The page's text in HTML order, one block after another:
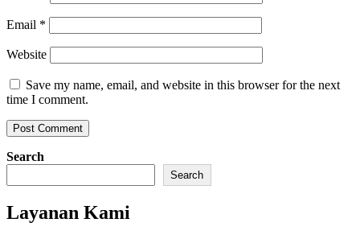
Email *
Website
Save my name, email, and website in this browser for the next
time I comment.
Search
Search
Layanan Kami